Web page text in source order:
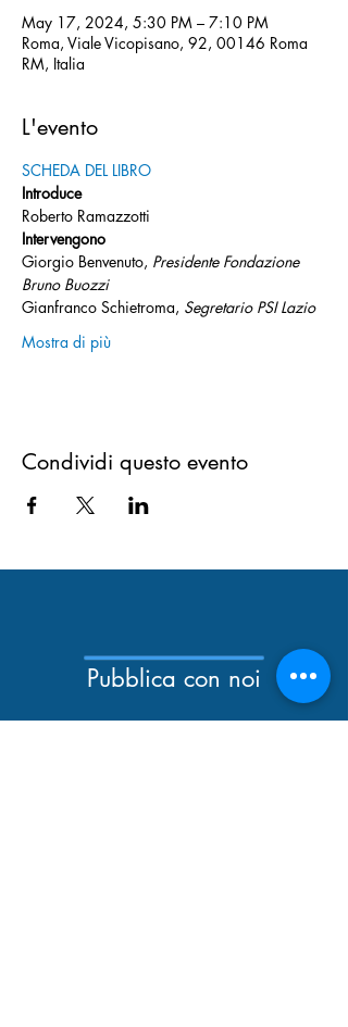
May 17, 2024, 5:30 PM – 7:10 PM
Roma, Viale Vicopisano, 92, 00146 Roma
RM, Italia
L'evento
SCHEDA DEL LIBRO
Introduce
Roberto Ramazzotti
Intervengono
Giorgio Benvenuto, Presidente Fondazione
Bruno Buozzi
Gianfranco Schietroma, Segretario PSI Lazio
Mostra di più
Condividi questo evento
Pubblica con noi